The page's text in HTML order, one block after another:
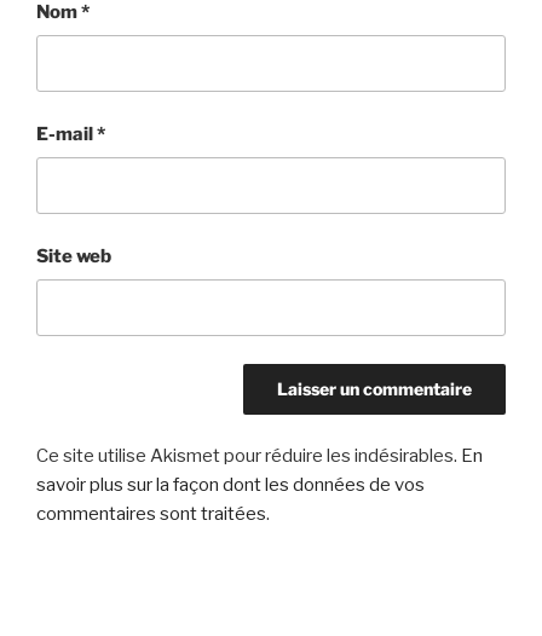
Nom*
E-mail*
Site web
Ce site utilise Akismet pour réduire les indésirables. En
savoir plus sur la façon dont les données de vos
commentaires sont traitées.